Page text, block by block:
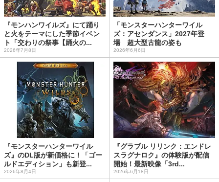
『モンハンワイルズ』にて踊り
と火をテーマにした季節イベン
ト「交わりの祭事【踊火の...
2026年7月8日
「モンスターハンターワイル
ズ：アセンダンス」2027年登
場 超大型古龍の姿も
2026年6月6日
『モンスターハンターワイル
ズ』のDL版が新価格に！「ゴー
ルドエディション」も新登...
2026年8月4日
『グラブル リリンク：エンドレ
スラグナロク』の体験版が配信
開始！最新映像「3rd...
2026年6月18日